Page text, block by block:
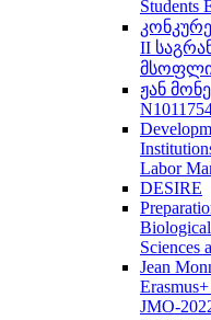
Students
II
ჟან
Labor
DESIRE
Sciences
Jean
JMO-